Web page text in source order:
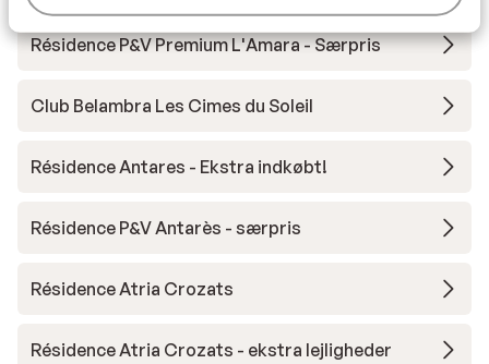
Résidence P&V Premium L'Amara - Særpris
Club Belambra Les Cimes du Soleil
Résidence Antares - Ekstra indkøbt!
Résidence P&V Antarès - særpris
Résidence Atria Crozats
Résidence Atria Crozats - ekstra lejligheder